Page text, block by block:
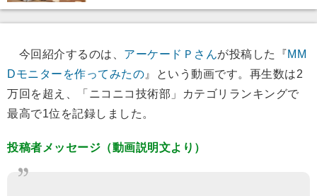
今回紹介するのは、 アーケードＰさんが投稿した『MM
Dモニターを作ってみたの 』という動画です。再生数は2
万回を超え、「ニコニコ技術部」カテゴリランキングで
最高で1位を記録しました。
投稿者メッセージ（動画説明文より）